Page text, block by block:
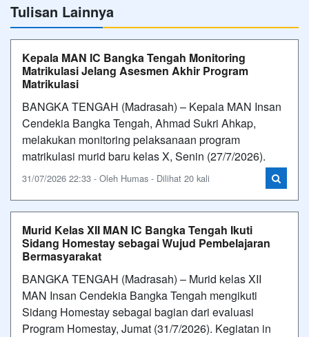
Tulisan Lainnya
Kepala MAN IC Bangka Tengah Monitoring
Matrikulasi Jelang Asesmen Akhir Program
Matrikulasi
BANGKA TENGAH (Madrasah) – Kepala MAN Insan
Cendekia Bangka Tengah, Ahmad Sukri Ahkap,
melakukan monitoring pelaksanaan program
matrikulasi murid baru kelas X, Senin (27/7/2026).
31/07/2026 22:33 - Oleh Humas - Dilihat 20 kali
Murid Kelas XII MAN IC Bangka Tengah Ikuti
Sidang Homestay sebagai Wujud Pembelajaran
Bermasyarakat
BANGKA TENGAH (Madrasah) – Murid kelas XII
MAN Insan Cendekia Bangka Tengah mengikuti
Sidang Homestay sebagai bagian dari evaluasi
Program Homestay, Jumat (31/7/2026). Kegiatan in